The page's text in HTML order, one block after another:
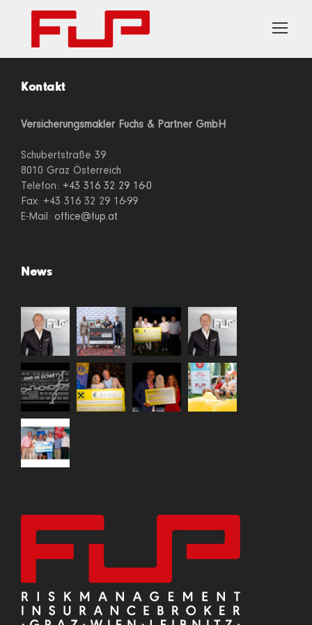
Kontakt
Versicherungsmakler Fuchs & Partner GmbH
Schubertstraße 39
8010 Graz Österreich
Telefon: +43 316 32 29 16-0
Fax: +43 316 32 29 16-99
E-Mail: office@fup.at
News